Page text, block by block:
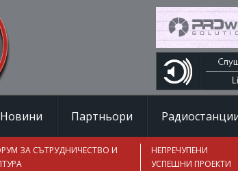
Новини Партньори
ЗА СЪТРУДНИЧЕСТВО И
НЕПРЕЧУПЕНИ
УСПЕШНИ ПРОЕКТИ